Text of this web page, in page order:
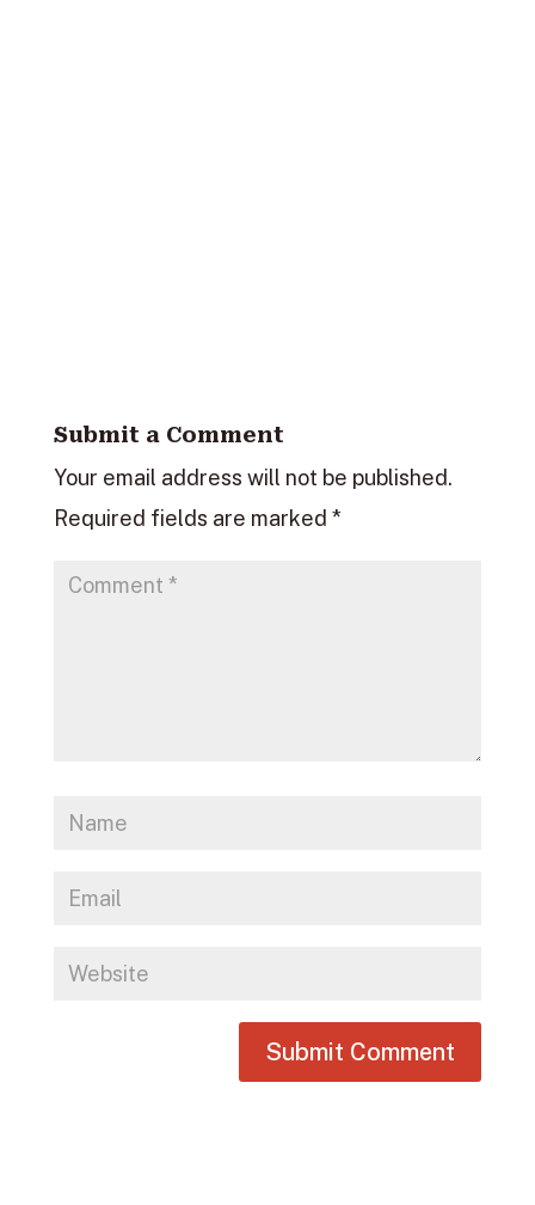
Submit a Comment
Your email address will not be published.
Required fields are marked *